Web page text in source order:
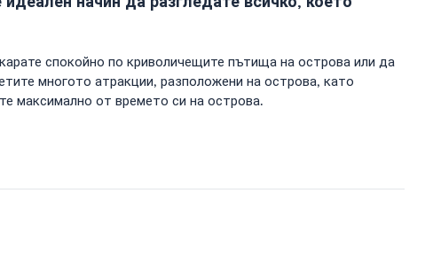
спокойно по криволичещите пътища на острова или да
многото атракции, разположени на острова, като
максимално от времето си на острова.